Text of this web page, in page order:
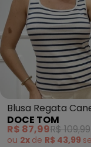
Blusa Regata
Listrada ( Listras
Marinho)
DOCE TOM
R$ 87,99R$ 109,99
ou 2x de R$ 43,99